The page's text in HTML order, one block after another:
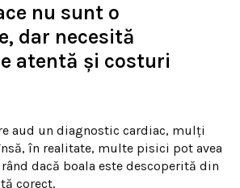
nu sunt o
dar necesită
atentă și costuri
aud un diagnostic cardiac, mulți
în realitate, multe pisici pot avea
dacă boala este descoperită din
corect.